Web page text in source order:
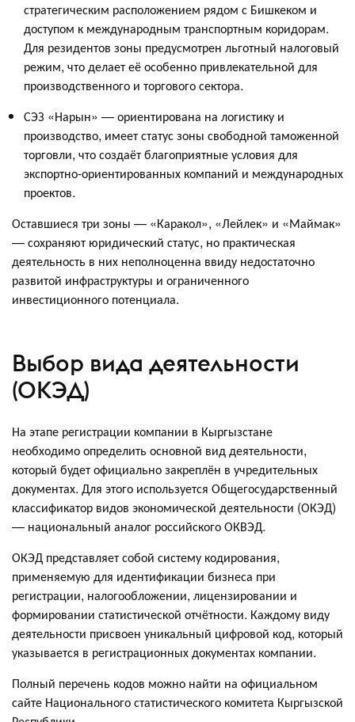
стратегическим расположением рядом с Бишкеком и
доступом к международным транспортным коридорам.
Для резидентов зоны предусмотрен льготный налоговый
режим, что делает её особенно привлекательной для
производственного и торгового сектора.
СЭЗ «Нарын» — ориентирована на логистику и
производство, имеет статус зоны свободной таможенной
торговли, что создаёт благоприятные условия для
экспортно-ориентированных компаний и международных
проектов.
Оставшиеся три зоны — «Каракол», «Лейлек» и «Маймак»
— сохраняют юридический статус, но практическая
деятельность в них неполноценна ввиду недостаточно
развитой инфраструктуры и ограниченного
инвестиционного потенциала.
Выбор вида деятельности
(ОКЭД)
На этапе регистрации компании в Кыргызстане
необходимо определить основной вид деятельности,
который будет официально закреплён в учредительных
документах. Для этого используется Общегосударственный
классификатор видов экономической деятельности (ОКЭД)
— национальный аналог российского ОКВЭД.
ОКЭД представляет собой систему кодирования,
применяемую для идентификации бизнеса при
регистрации, налогообложении, лицензировании и
формировании статистической отчётности. Каждому виду
деятельности присвоен уникальный цифровой код, который
указывается в регистрационных документах компании.
Полный перечень кодов можно найти на официальном
сайте Национального статистического комитета Кыргызской